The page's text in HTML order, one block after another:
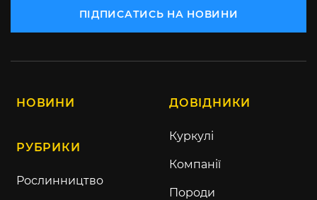
ПІДПИСАТИСЬ НА НОВИНИ
НОВИНИ
РУБРИКИ
Рослинництво
ДОВІДНИКИ
Куркулі
Компанії
Породи